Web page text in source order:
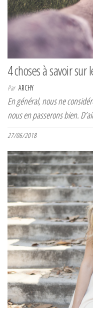
4 choses à savoir sur
Par ARCHY
En général, nous ne
nous en passerons bien.
27/06/2018